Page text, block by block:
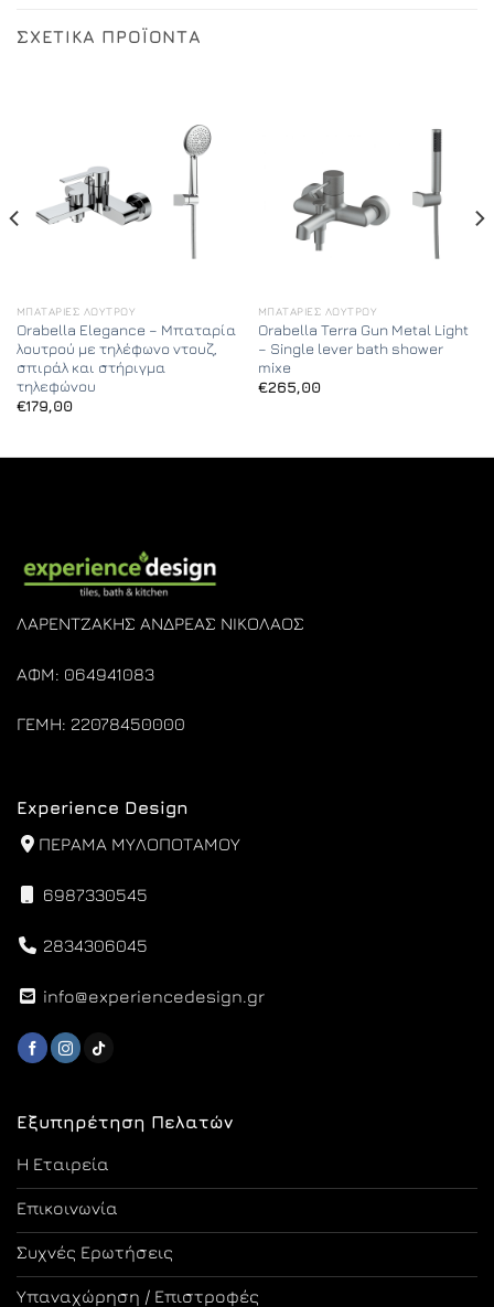
ΣΧΕΤΙΚΆ ΠΡΟΪΌΝΤΑ
ΜΠΑΤΑΡΊΕΣ ΛΟΥΤΡΟΎ
Orabella Elegance – Μπαταρία
λουτρού με τηλέφωνο ντουζ,
σπιράλ και στήριγμα
τηλεφώνου
€179,00
ΜΠΑΤΑΡΊΕΣ ΛΟΥΤΡΟΎ
Orabella Terra Gun Metal Light
– Single lever bath shower
mixe
€265,00
ΛΑΡΕΝΤΖΑΚΗΣ ΑΝΔΡΕΑΣ ΝΙΚΟΛΑΟΣ
ΑΦΜ: 064941083
ΓΕΜΗ: 22078450000
Εξυπηρέτηση Πελατών
Η Εταιρεία
Επικοινωνία
Συχνές Ερωτήσεις
Υπαναχώρηση / Επιστροφές
Experience Design
ΠΕΡΑΜΑ ΜΥΛΟΠΟΤΑΜΟΥ
6987330545
2834306045
info@experiencedesign.gr